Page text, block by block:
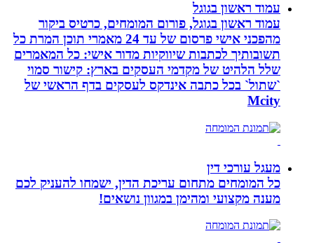
עמוד ראשון בגוגל
עמוד ראשון בגוגל, פורום המומחים, כרטיס ביקור
מהפכני אישי פרסום של עד 24 מאמרי תוכן המרת כל
תשובותיך לכתבות שיווקיות מדור אישי: כל המאמרים
שלל הלהיט של מקדמי העסקים בארץ: קישור סמוי
`שתול` בכל כתבה אינדקס לעסקים בדף הראשי של
Mcity
מעגל עורכי דין
כל המומחים מתחום עריכת הדין, ישמחו להעניק לכם
מענה מקצועי ומהימן במגוון נושאים!